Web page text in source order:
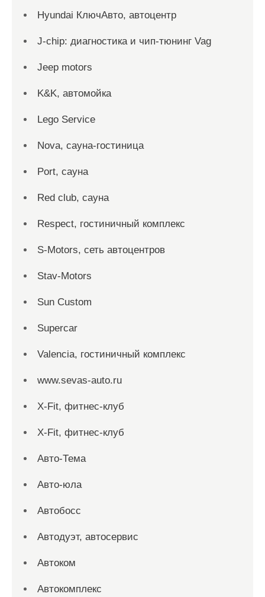
Hyundai КлючАвто, автоцентр
J-chip: диагностика и чип-тюнинг Vag
Jeep motors
K&K, автомойка
Lego Service
Nova, сауна-гостиница
Port, сауна
Red сlub, сауна
Respect, гостиничный комплекс
S-Motors, сеть автоцентров
Stav-Motors
Sun Custom
Supercar
Valencia, гостиничный комплекс
www.sevas-auto.ru
X-Fit, фитнес-клуб
X-Fit, фитнес-клуб
Авто-Тема
Авто-юла
Автобосс
Автодуэт, автосервис
Автоком
Автокомплекс